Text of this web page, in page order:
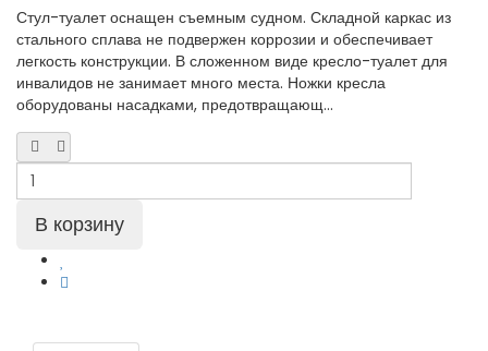
Стул-туалет оснащен съемным судном. Складной каркас из
стального сплава не подвержен коррозии и обеспечивает
легкость конструкции. В сложенном виде кресло-туалет для
инвалидов не занимает много места. Ножки кресла
оборудованы насадками, предотвращающ...